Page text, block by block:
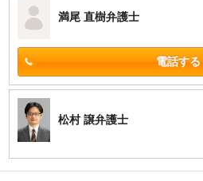
満尾 直樹弁護士
電話する
松村 譲弁護士